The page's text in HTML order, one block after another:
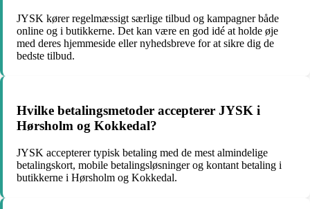
JYSK kører regelmæssigt særlige tilbud og kampagner både
online og i butikkerne. Det kan være en god idé at holde øje
med deres hjemmeside eller nyhedsbreve for at sikre dig de
bedste tilbud.
Hvilke betalingsmetoder accepterer JYSK i
Hørsholm og Kokkedal?
JYSK accepterer typisk betaling med de mest almindelige
betalingskort, mobile betalingsløsninger og kontant betaling i
butikkerne i Hørsholm og Kokkedal.